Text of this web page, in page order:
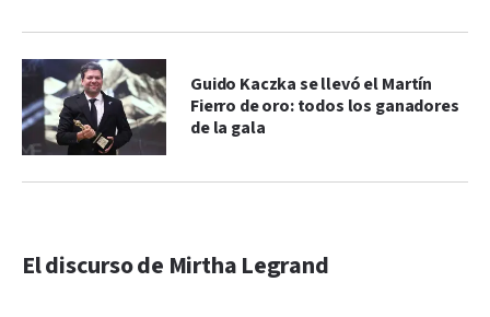
Guido Kaczka se llevó el Martín
Fierro de oro: todos los ganadores
de la gala
El discurso de Mirtha Legrand